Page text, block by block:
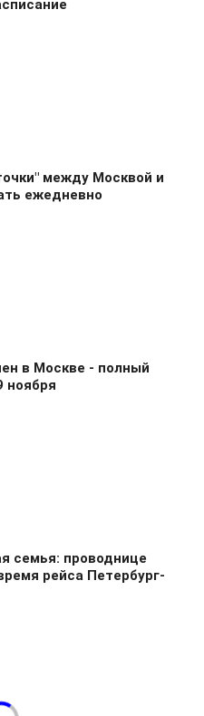
между Москвой и
ежедневно
в Москве - полный
ноября
семья: проводнице
рейса Петербург-